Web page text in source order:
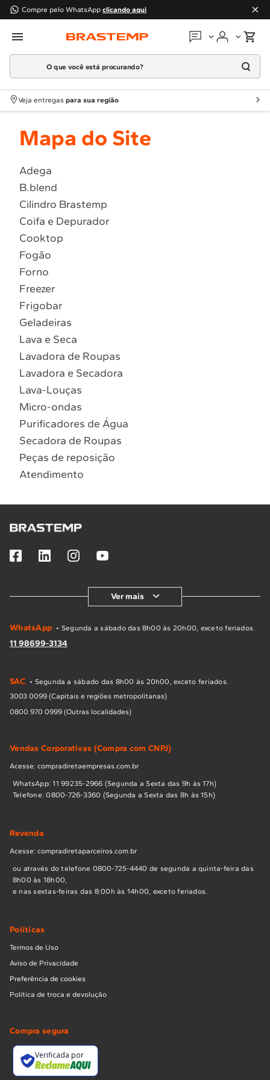
Compre pelo WhatsApp clicando aqui
Em que podemos
Atendimento Brastemp
Localizar assistência técnica
O que você está procurando?
Termos mais buscados
1º Geladeira
2
Fogao
4 º Lava Louça
5 º Cooktop
6º Microondas Brastemp
7º Forno
8º Embutir
9º Lava Seca
Veja entregas para sua região
Mapa do Site
Adega
B.blend
Cilindro Brastemp
Coifa e Depurador
Cooktop
Fogão
Forno
Freezer
Frigobar
Geladeiras
Lava e Seca
Lavadora de Roupas
Lavadora e Secadora
Lava-Louças
Micro-ondas
Purificadores de Água
Secadora de Roupas
Peças de reposição
Atendimento
Ver mais
WhatsApp • Segunda a sábado das 8h00 às 20h00, exceto feriados.
11 98699-3134
SAC • Segunda a sábado das 8h00 às 20h00, exceto feriados.
3003 0099 (Capitais e regiões metropolitanas)
0800 970 0999 (Outras localidades)
Vendas Corporativas (Compra com CNPJ)
Acesse: compradiretaempresas.com.br
WhatsApp: 11 99235-2966 (Segunda a Sexta das 9h às 17h)
Telefone: 0800-726-3360 (Segunda a Sexta das 8h às 15h)
Revenda
Acesse: compradiretaparceiros.com.br
ou através do telefone 0800-725-4440 de segunda a quinta-feira das
8h00 às 18h00,
e nas sextas-feiras das 8:00h às 14h00, exceto feriados.
Políticas
Termos de Uso
Aviso de Privacidade
Preferência de cookies
Política de troca e devolução
Compra segura
Verificada por